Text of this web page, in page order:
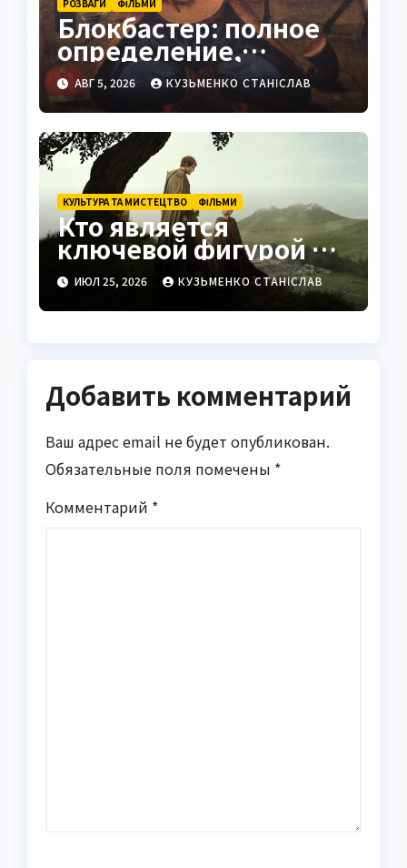
РОЗВАГИ ФІЛЬМИ
Блокбастер: полное
определение,
история и
современное
значение
АВГ 5, 2026 КУЗЬМЕНКО СТАНІСЛАВ
КУЛЬТУРА ТА МИСТЕЦТВО ФІЛЬМИ
Кто является
ключевой фигурой на
съёмочной площадке
ИЮЛ 25, 2026 КУЗЬМЕНКО СТАНІСЛАВ
Добавить комментарий
Ваш адрес email не будет опубликован.
Обязательные поля помечены *
Комментарий *